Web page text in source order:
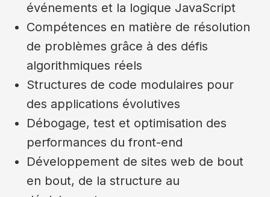
événements et la logique JavaScript
Compétences en matière de résolution
de problèmes grâce à des défis
algorithmiques réels
Structures de code modulaires pour
des applications évolutives
Débogage, test et optimisation des
performances du front-end
Développement de sites web de bout
en bout, de la structure au